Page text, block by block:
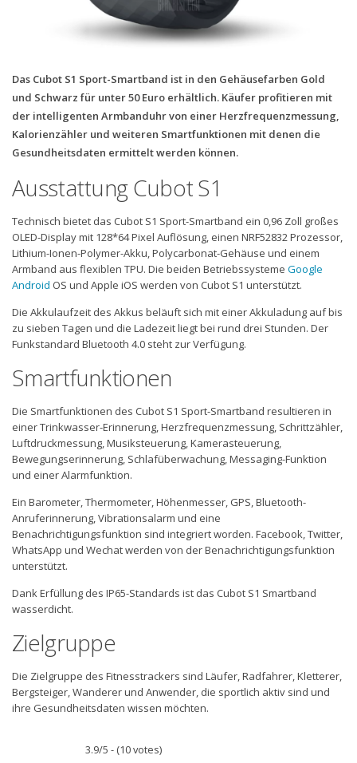
Flatrate-Datentarife
Das Cubot S1 Sport-Smartband ist in den Gehäusefarben Gold
und Schwarz für unter 50 Euro erhältlich. Käufer profitieren mit
der intelligenten Armbanduhr von einer Herzfrequenzmessung,
Kalorienzähler und weiteren Smartfunktionen mit denen die
Gesundheitsdaten ermittelt werden können.
Ausstattung Cubot S1
Technisch bietet das Cubot S1 Sport-Smartband ein 0,96 Zoll großes
OLED-Display mit 128*64 Pixel Auflösung, einen NRF52832 Prozessor,
Lithium-Ionen-Polymer-Akku, Polycarbonat-Gehäuse und einem
Armband aus flexiblen TPU. Die beiden Betriebssysteme Google
Android OS und Apple iOS werden von Cubot S1 unterstützt.
Die Akkulaufzeit des Akkus beläuft sich mit einer Akkuladung auf bis
zu sieben Tagen und die Ladezeit liegt bei rund drei Stunden. Der
Funkstandard Bluetooth 4.0 steht zur Verfügung.
Smartfunktionen
Die Smartfunktionen des Cubot S1 Sport-Smartband resultieren in
einer Trinkwasser-Erinnerung, Herzfrequenzmessung, Schrittzähler,
Luftdruckmessung, Musiksteuerung, Kamerasteuerung,
Bewegungserinnerung, Schlafüberwachung, Messaging-Funktion
und einer Alarmfunktion.
Ein Barometer, Thermometer, Höhenmesser, GPS, Bluetooth-
Anruferinnerung, Vibrationsalarm und eine
Benachrichtigungsfunktion sind integriert worden. Facebook, Twitter,
WhatsApp und Wechat werden von der Benachrichtigungsfunktion
unterstützt.
Dank Erfüllung des IP65-Standards ist das Cubot S1 Smartband
wasserdicht.
Zielgruppe
Die Zielgruppe des Fitnesstrackers sind Läufer, Radfahrer, Kletterer,
Bergsteiger, Wanderer und Anwender, die sportlich aktiv sind und
ihre Gesundheitsdaten wissen möchten.
3.9/5 - (10 votes)